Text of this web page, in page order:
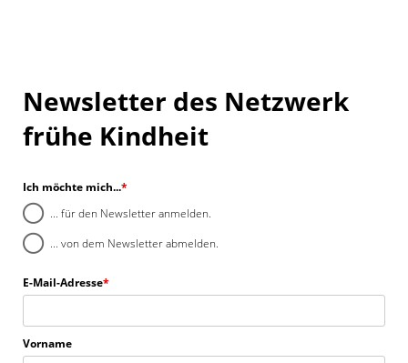
Newsletter des Netzwerk
frühe Kindheit
Ich möchte mich...*
... für den Newsletter anmelden.
... von dem Newsletter abmelden.
E-Mail-Adresse*
Vorname